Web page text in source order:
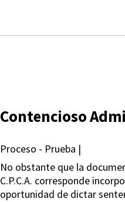
Contencioso
Proceso - Prueba |
No obstante que la
C.P.C.A. corresponde
oportunidad de dictar